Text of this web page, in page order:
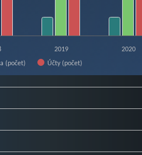
(počet) Účty (počet)
2019 2020